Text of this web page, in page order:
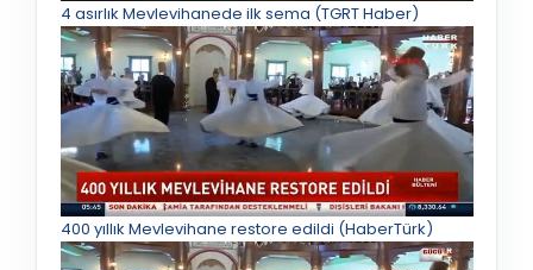
4 asırlık Mevlevihanede ilk sema (TGRT Haber)
400 yıllık Mevlevihane restore edildi (HaberTürk)